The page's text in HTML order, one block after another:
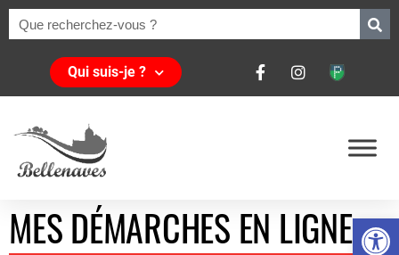
Ouvrir
Qui suis-je ?
MES DÉMARCHES EN LIGNE